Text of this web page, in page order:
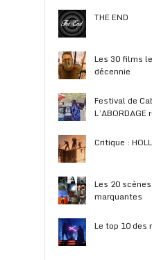
THE END
Les 30 films
décennie
Festival de
Critique :
Les 20
marquantes
Le top 10 des